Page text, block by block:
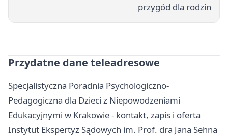
przygód dla rodzin
Przydatne dane teleadresowe
Specjalistyczna Poradnia Psychologiczno-
Pedagogiczna dla Dzieci z Niepowodzeniami
Edukacyjnymi w Krakowie - kontakt, zapis i oferta
Instytut Ekspertyz Sądowych im. Prof. dra Jana Sehna